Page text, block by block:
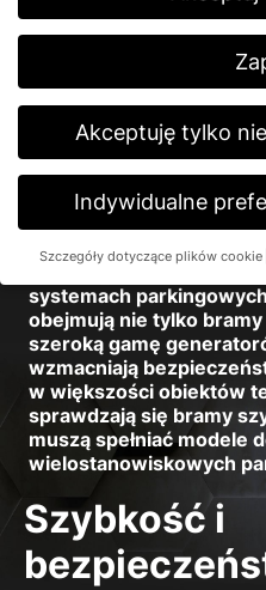
garaży
Nowoczesne
systemach
obejmują nie tylko
szeroką gamę
wzmacniają
w większości obiektów
sprawdzają się bramy
muszą spełniać modele
wielostanowiskowych
Szybkość i
Akceptuję tylko
Indywidualne
Szczegóły dotyczące plików cookie
Jeśli masz mniej niż 16 lat i
opcjonalne, musisz poprosić o
prawnych.
Na naszej stronie internetowej
technologii. Niektóre z nich
pomagają nam ulepszyć tę
osobowe mogą być
lub pomiaru reklam i treści.
wykorzystania Państwa
polityce prywatności.
Tutaj znajdziesz przegląd